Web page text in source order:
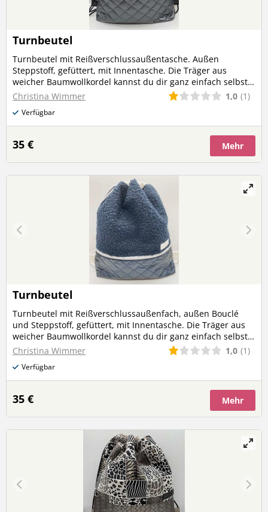
Turnbeutel
Turnbeutel mit Reißverschlussaußentasche. Außen
Steppstoff, gefüttert, mit Innentasche. Die Träger aus
weicher Baumwollkordel kannst du dir ganz einfach selbst
kürzen!
Christina Wimmer 1,0 (1)
Verfügbar
35 € Mehr
Turnbeutel
Turnbeutel mit Reißverschlussaußenfach, außen Bouclé
und Steppstoff, gefüttert, mit Innentasche. Die Träger aus
weicher Baumwollkordel kannst du dir ganz einfach selbst
kürzen!
Christina Wimmer 1,0 (1)
Verfügbar
35 € Mehr